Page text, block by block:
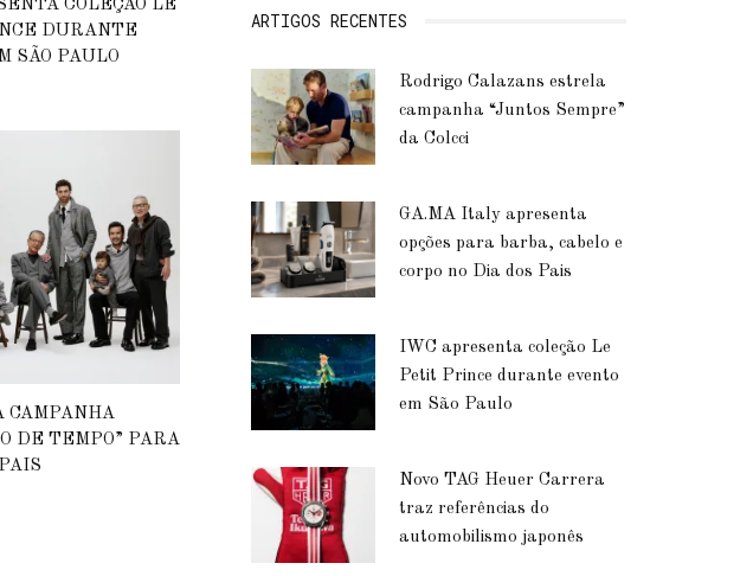
COLEÇÃO LE
DURANTE
SÃO PAULO
CAMPANHA
DE TEMPO” PARA
ARTIGOS RECENTES
Rodrigo Calazans estrela
campanha “Juntos Sempre”
da Colcci
GA.MA Italy apresenta
opções para barba, cabelo e
corpo no Dia dos Pais
IWC apresenta coleção Le
Petit Prince durante evento
em São Paulo
Novo TAG Heuer Carrera
traz referências do
automobilismo japonês